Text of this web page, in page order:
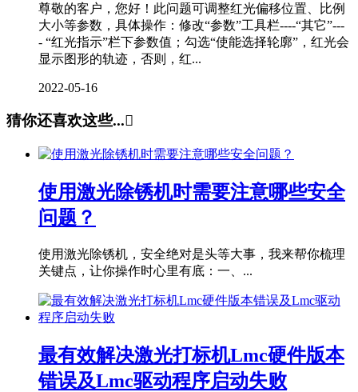
尊敬的客户，您好！此问题可调整红光偏移位置、比例
大小等参数，具体操作：修改“参数”工具栏----“其它”---
- “红光指示”栏下参数值；勾选“使能选择轮廓”，红光会
显示图形的轨迹，否则，红...
2022-05-16
猜你还喜欢这些...
使用激光除锈机时需要注意哪些安全
问题？
使用激光除锈机，安全绝对是头等大事，我来帮你梳理
关键点，让你操作时心里有底：一、...
最有效解决激光打标机Lmc硬件版本
错误及Lmc驱动程序启动失败